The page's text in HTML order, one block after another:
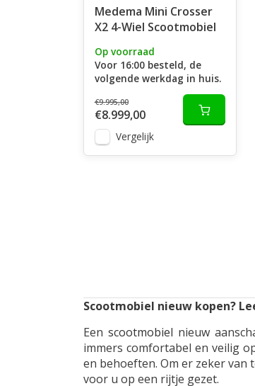
Medema Mini Crosser
X2 4-Wiel Scootmobiel
Op voorraad
Voor 16:00 besteld, de
volgende werkdag in huis.
€9.995,00
€8.999,00
Vergelijk
Scootmobiel nieuw kopen?
Een scootmobiel nieuw
immers comfortabel en veilig
en behoeften. Om er zeker van
voor u op een rijtje gezet.